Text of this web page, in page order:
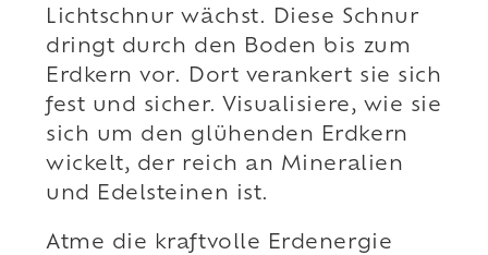
Lichtschnur wächst. Diese Schnur
dringt durch den Boden bis zum
Erdkern vor. Dort verankert sie sich
fest und sicher. Visualisiere, wie sie
sich um den glühenden Erdkern
wickelt, der reich an Mineralien
und Edelsteinen ist.
Atme die kraftvolle Erdenergie